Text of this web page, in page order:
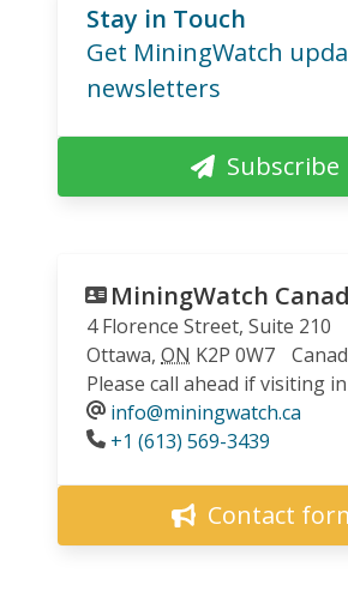
Stay in Touch
Get MiningWatch
newsletters
Subscribe
MiningWatch
4 Florence Street, Suite 210
Ottawa, ON K2P 0W7
Please call ahead if visiting
info@miningwatch.ca
Phone
+1 (613) 569-3439
Contact